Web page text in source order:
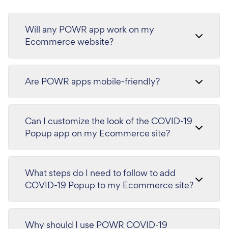
Will any POWR app work on my
Ecommerce website?
Are POWR apps mobile-friendly?
Can I customize the look of the COVID-19
Popup app on my Ecommerce site?
What steps do I need to follow to add
COVID-19 Popup to my Ecommerce site?
Why should I use POWR COVID-19